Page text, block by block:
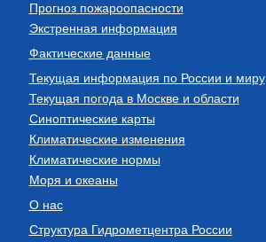
Прогноз пожароопасности
Экстренная информация
Фактические данные
Текущая информация по России и миру
Текущая погода в Москве и области
Синоптические карты
Климатические изменения
Климатические нормы
Моря и океаны
О нас
Структура Гидрометцентра России